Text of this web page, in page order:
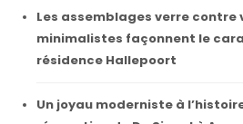
Les assemblages verre contre
minimalistes façonnent le
résidence Hallepoort
Un joyau moderniste à